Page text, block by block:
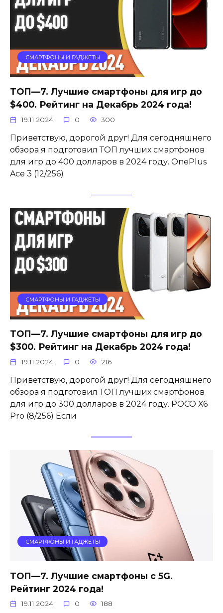
СМАРТФОНЫ И ГАДЖЕТЫ
ТОП—7. Лучшие смартфоны для игр до
$400. Рейтинг на Декабрь 2024 года!
19.11.2024 0 300
Приветствую, дорогой друг! Для сегодняшнего
обзора я подготовил ТОП лучших смартфонов
для игр до 400 долларов в 2024 году. OnePlus
Ace 3 (12/256)
СМАРТФОНЫ И ГАДЖЕТЫ
ТОП—7. Лучшие смартфоны для игр до
$300. Рейтинг на Декабрь 2024 года!
19.11.2024 0 216
Приветствую, дорогой друг! Для сегодняшнего
обзора я подготовил ТОП лучших смартфонов
для игр до 300 долларов в 2024 году. POCO X6
Pro (8/256) Если
СМАРТФОНЫ И ГАДЖЕТЫ
ТОП—7. Лучшие смартфоны с 5G.
Рейтинг 2024 года!
19.11.2024 0 188